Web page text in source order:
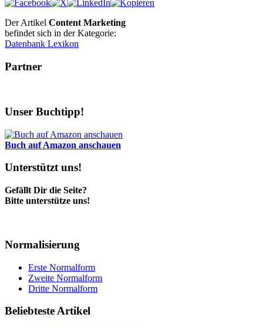
Der Artikel Content Marketing
befindet sich in der Kategorie:
Datenbank Lexikon
Partner
Unser Buchtipp!
Buch auf Amazon anschauen
Unterstützt uns!
Gefällt Dir die Seite?
Bitte unterstütze uns!
Normalisierung
Erste Normalform
Zweite Normalform
Dritte Normalform
Beliebteste Artikel